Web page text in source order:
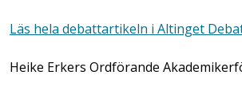
Läs hela debattartikeln i Altinget
Heike Erkers Ordförande